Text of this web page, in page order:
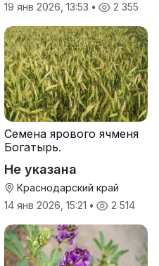
19 янв 2026, 13:53 • 2 355
Семена ярового ячменя
Богатырь.
Не указана
Краснодарский край
14 янв 2026, 15:21 • 2 514